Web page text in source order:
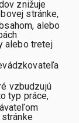
znižuje
stránke,
alebo
alebo tretej
vzbudzujú
typ práce,